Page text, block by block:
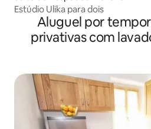
Estúdio Ulika para dois
Aluguel por
privativas com